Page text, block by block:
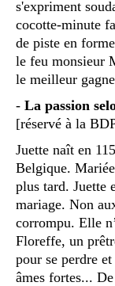
s'expriment
cocotte-minute
de piste en
le feu monsieur
le meilleur
- La passion
[réservé à la
Juette naît en
Belgique.
plus tard. Juette
mariage. Non
corrompu. Elle
Floreffe, un
pour se perdre
âmes fortes...